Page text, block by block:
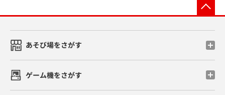
あそび場をさがす
ゲーム機をさがす